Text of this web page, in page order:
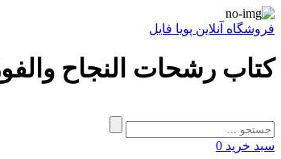
فروشگاه آنلاین پویا فایل
کتاب رشحات النجاح
سبد خرید 0